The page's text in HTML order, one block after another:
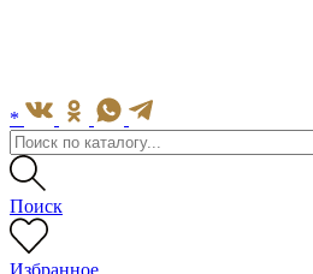
*
Поиск
Избранное